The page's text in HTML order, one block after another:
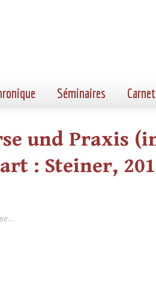
Séminaires
und Praxis
: Steiner,